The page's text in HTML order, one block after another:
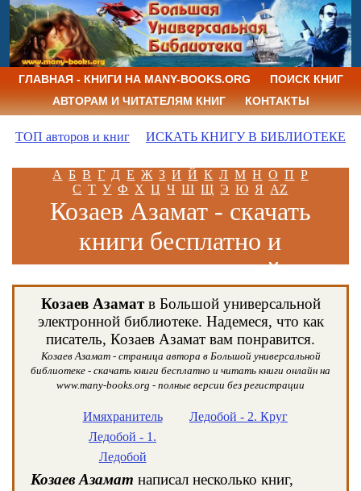
ГЛАВНАЯ - КНИГИ НА MANY-BOOKS.ORG
ПОИСК КНИГ
АВТОРАМ И ЧИТАТЕЛЯМ КНИГ
КОНТАКТЫ
ТОП авторов и книг ИСКАТЬ КНИГУ В БИБЛИОТЕКЕ
А Б В Г Д Е Ж З И Й К Л М Н О П Р
С Т У Ф Х Ц Ч Ш Щ Э Ю Я AZ
Козаев Азамат - скачать
книги бесплатно и
читать книги онлайн
Козаев Азаматв Большой универсальной
электронной библиотеке. Надемеся, что как
писатель, Козаев Азамат вам понравится.
Козаев Азамат - страница автора в Большой универсальной
библиотеке - скачать книги бесплатно и читать книги онлайн на
www.many-books.org - полные версии без регистрации
Имяхранитель
Ледобой - 1.
Ледобой
Ледобой - 2. Круг
Козаев Азамат написал несколько книг,